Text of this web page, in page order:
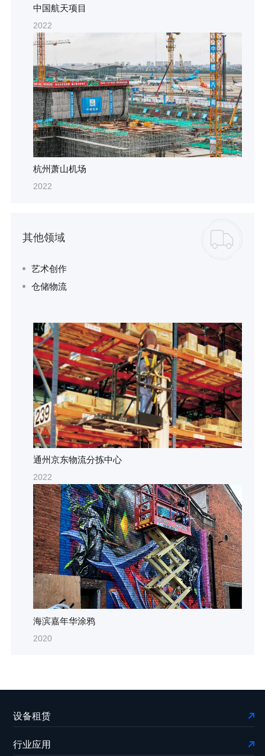
中国航天项目
2022
杭州萧山机场
2022
其他领域
艺术创作
仓储物流
通州京东物流分拣中心
2022
海滨嘉年华涂鸦
2020
设备租赁
行业应用